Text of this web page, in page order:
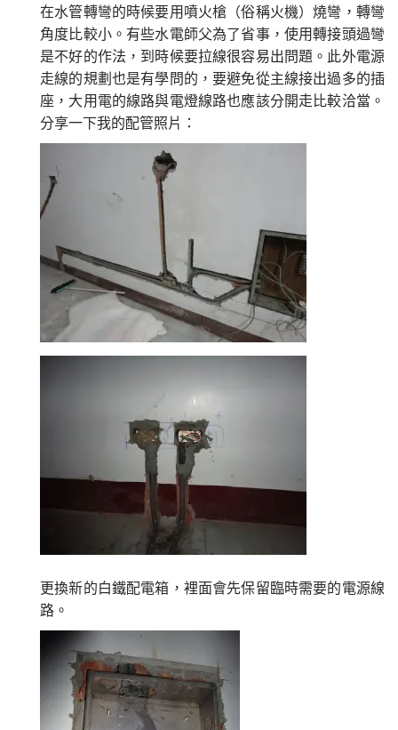
在水管轉彎的時候要用噴火槍（俗稱火機）燒彎，轉彎
角度比較小。有些水電師父為了省事，使用轉接頭過彎
是不好的作法，到時候要拉線很容易出問題。此外電源
走線的規劃也是有學問的，要避免從主線接出過多的插
座，大用電的線路與電燈線路也應該分開走比較洽當。
分享一下我的配管照片：
更換新的白鐵配電箱，裡面會先保留臨時需要的電源線
路。